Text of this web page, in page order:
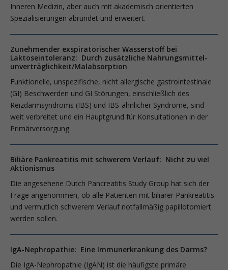
Inneren Medizin, aber auch mit akademisch orientierten
Spezialisierungen abrundet und erweitert.
Zunehmender exspiratorischer Wasserstoff bei
Laktoseintoleranz: Durch zusätzliche Nahrungsmittel­
unverträglichkeit/Malabsorption
Funktionelle, unspezifische, nicht allergische gastrointestinale
(GI) Beschwerden und GI Störungen, einschließlich des
Reizdarmsyndroms (IBS) und IBS-ähnlicher Syndrome, sind
weit verbreitet und ein Hauptgrund für Konsultatio­nen in der
Primärversorgung.
Biliäre Pankreatitis mit schwerem Verlauf: Nicht zu viel
Aktionismus
Die angesehene Dutch Pancreatitis Study Group hat sich der
Frage angenommen, ob alle Patienten mit biliärer Pankreatitis
und vermutlich schwerem Verlauf notfallmäßig papillotomiert
werden sollen.
IgA-Nephropathie: Eine Immunerkrankung des Darms?
Die IgA-Nephropathie (IgAN) ist die häufigste primäre